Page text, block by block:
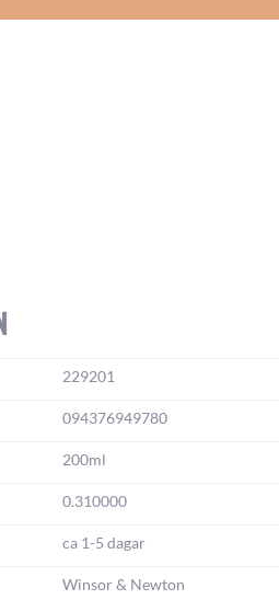
229201
094376949780
200ml
0.310000
ca 1-5 dagar
Winsor & Newton